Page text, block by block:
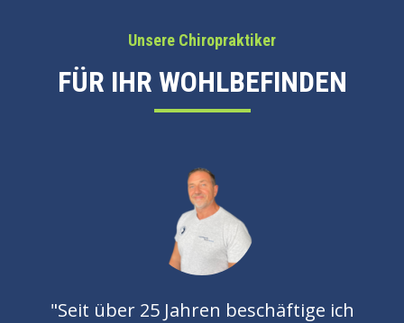
Unsere Chiropraktiker
FÜR IHR WOHLBEFINDEN
"Seit über 25 Jahren beschäftige ich